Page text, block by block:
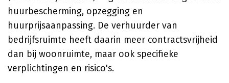
huurbescherming, opzegging en
huurprijsaanpassing. De verhuurder van
bedrijfsruimte heeft daarin meer contractsvrijheid
dan bij woonruimte, maar ook specifieke
verplichtingen en risico's.